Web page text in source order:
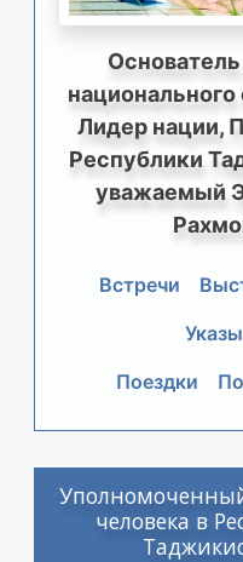
национального
Лидер нации,
Республики
уважаемый
Встречи
Указы
Поездки
человека в